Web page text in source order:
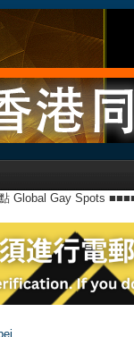
Global Gay Spots